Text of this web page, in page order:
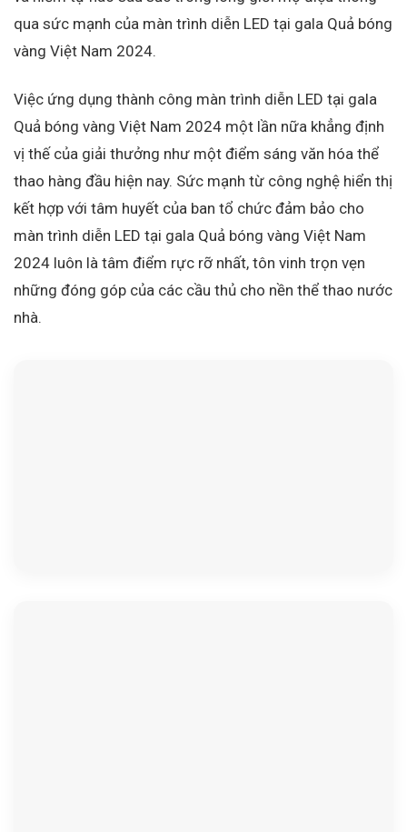
qua sức mạnh của màn trình diễn LED tại gala Quả bóng
vàng Việt Nam 2024.
Việc ứng dụng thành công màn trình diễn LED tại gala
Quả bóng vàng Việt Nam 2024 một lần nữa khẳng định
vị thế của giải thưởng như một điểm sáng văn hóa thể
thao hàng đầu hiện nay. Sức mạnh từ công nghệ hiển thị
kết hợp với tâm huyết của ban tổ chức đảm bảo cho
màn trình diễn LED tại gala Quả bóng vàng Việt Nam
2024 luôn là tâm điểm rực rỡ nhất, tôn vinh trọn vẹn
những đóng góp của các cầu thủ cho nền thể thao nước
nhà.